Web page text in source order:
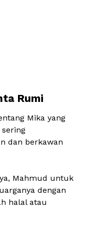
Rumi
Mika yang
dan berkawan
Mahmud untuk
dengan
halal atau